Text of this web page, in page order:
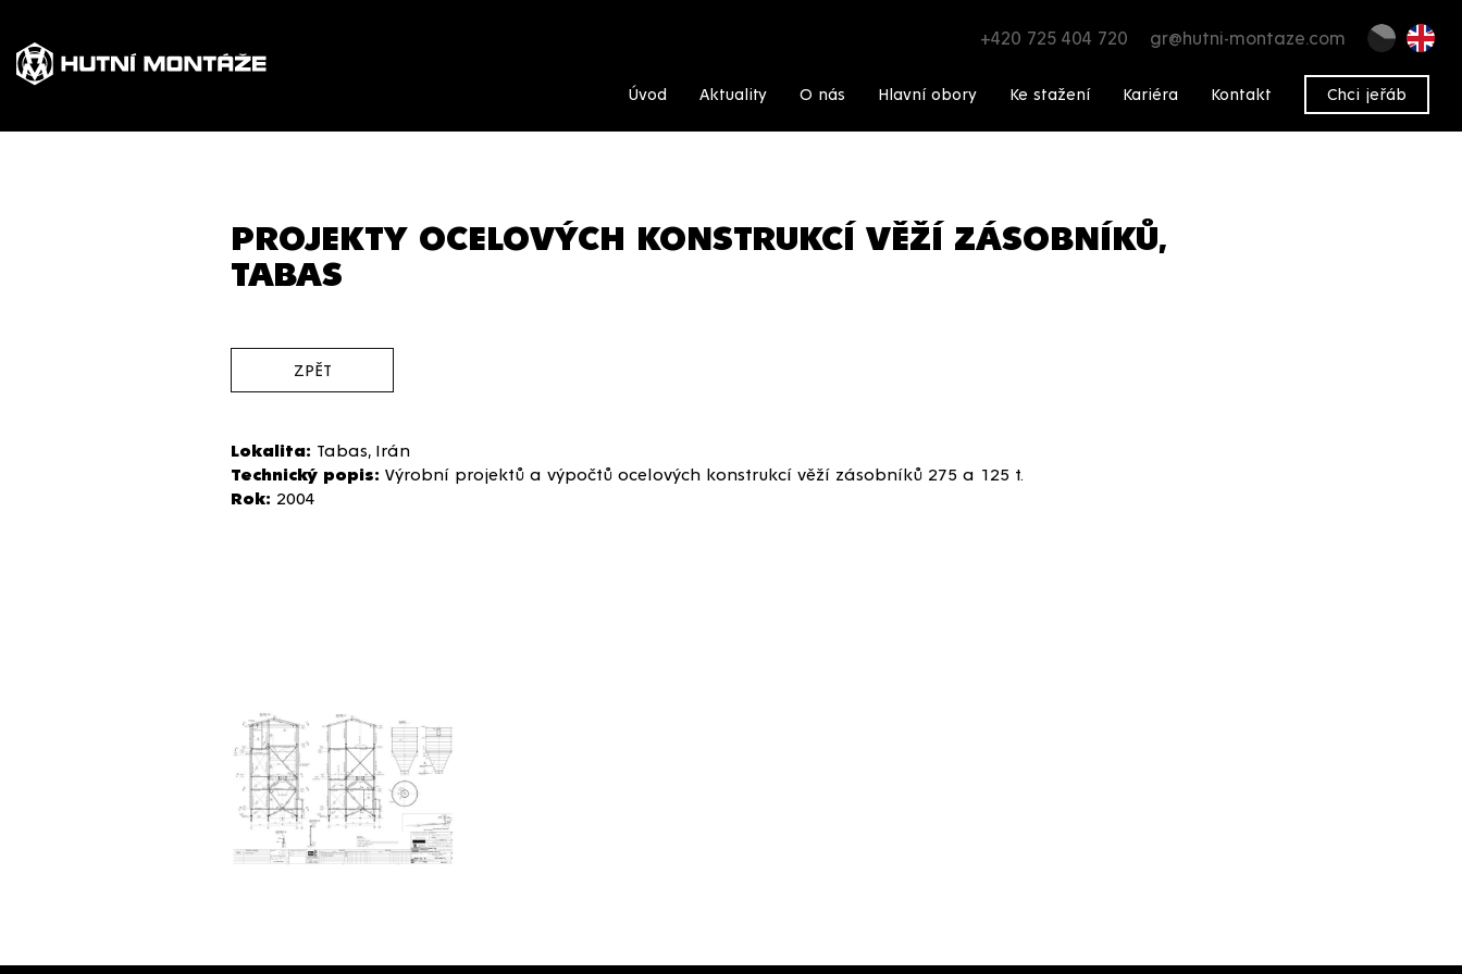
+420 725 404 720 gr@hutni-montaze.com
Úvod Aktuality O nás Hlavní obory Ke stažení Kariéra Kontakt Chci jeřáb
PROJEKTY OCELOVÝCH KONSTRUKCÍ VĚŽÍ ZÁSOBNÍKŮ,
TABAS
ZPĚT
Lokalita: Tabas, Irán
Technický popis: Výrobní projektů a výpočtů ocelových konstrukcí věží zásobníků 275 a 125 t.
Rok: 2004